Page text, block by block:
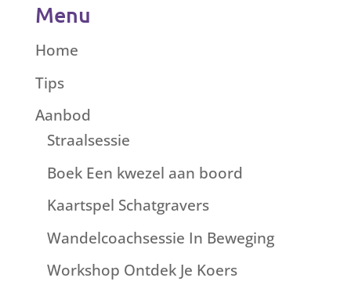
Menu
Home
Tips
Aanbod
Straalsessie
Boek Een kwezel aan boord
Kaartspel Schatgravers
Wandelcoachsessie In Beweging
Workshop Ontdek Je Koers